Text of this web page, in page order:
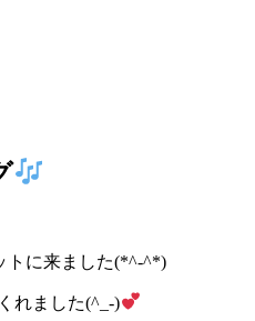
トに来ました(*^-^*)
れました(^_-)